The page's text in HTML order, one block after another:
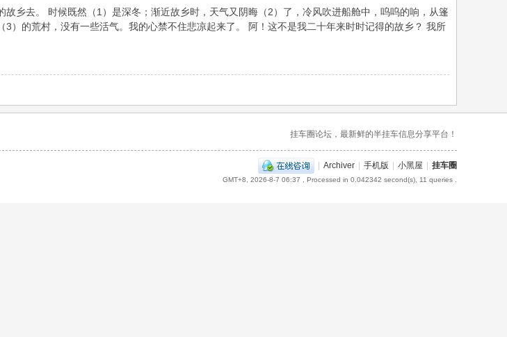
乡去。 时候既然（1）是深冬；渐近故乡时，天气又阴晦（2）了，冷风吹进船舱中，呜呜的响，从篷
3）的荒村，没有一些活气。我的心禁不住悲凉起来了。 阿！这不是我二十年来时时记得的故乡？ 我所
挂车圈论坛，最新鲜的半挂车信息分享平台！
| Archiver | 手机版 | 小黑屋 | 挂车圈
GMT+8, 2026-8-7 06:37 , Processed in 0.042342 second(s), 11 queries .